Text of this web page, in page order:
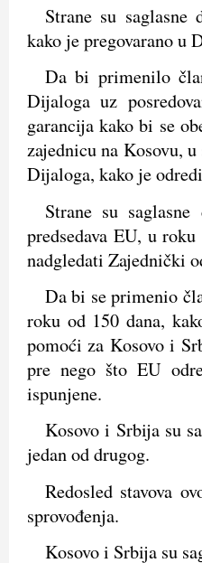
Strane su
kako je pregovarano u
Da bi primenilo
Dijaloga uz
garancija kako bi se
zajednicu na Kosovu,
Dijaloga, kako je
Strane su
predsedava EU, u
nadgledati Zajednički
Da bi se primenio
roku od 150 dana,
pomoći za Kosovo i
pre nego što EU
ispunjene.
Kosovo i Srbija su
jedan od drugog.
Redosled stavova
sprovođenja.
Kosovo i Srbija su